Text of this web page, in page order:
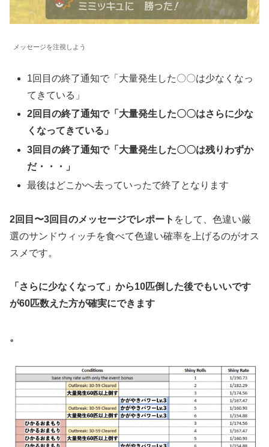
メッセージを注視しよう
1回目の終了通知で「大量発生した〇〇は少なくなっ
てきている」
2回目の終了通知で「大量発生した〇〇はさらに少な
くなってきている」
3回目の終了通知で「大量発生した〇〇は残りわずか
だ・・・」
最後はどこかへ去っていったで終了となります
2回目〜3回目のメッセージでレポート をして、色違い厳
選のサンドウィッチを食べて色違い確率を上げるのがオス
スメです。
「さらに少なくなって」から10匹倒した後でもいいです
が60匹数えた方が確実にできます
。